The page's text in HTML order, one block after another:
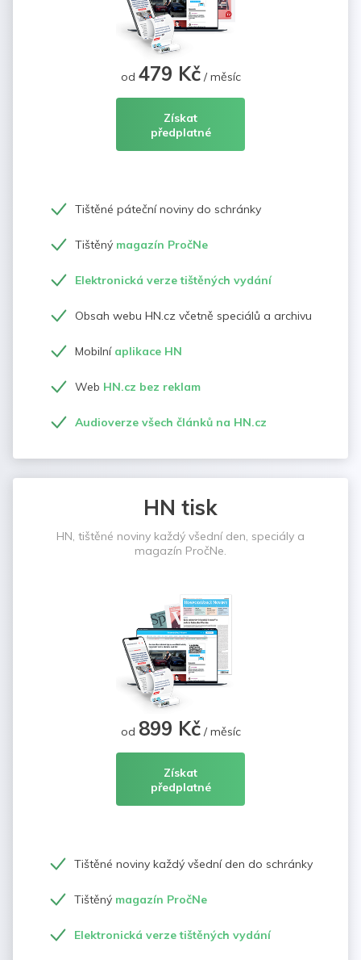
od 479 Kč/ měsíc
Získat
předplatné
Tištěné páteční noviny do schránky
Tištěný magazín PročNe
Elektronická verze tištěných vydání
Obsah webu HN.cz včetně speciálů a archivu
Mobilní aplikace HN
Web HN.cz bez reklam
Audioverze všech článků na HN.cz
HN tisk
HN, tištěné noviny každý všední den, speciály a
magazín PročNe.
od 899 Kč/ měsíc
Získat
předplatné
Tištěné noviny každý všední den do schránky
Tištěný magazín PročNe
Elektronická verze tištěných vydání